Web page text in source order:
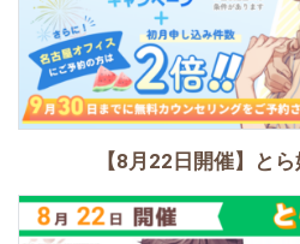
【8月22日開催】と